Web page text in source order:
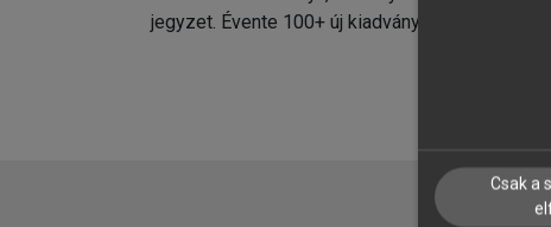
jegyzet. Évente 100+ új kiadvány.
Csak a